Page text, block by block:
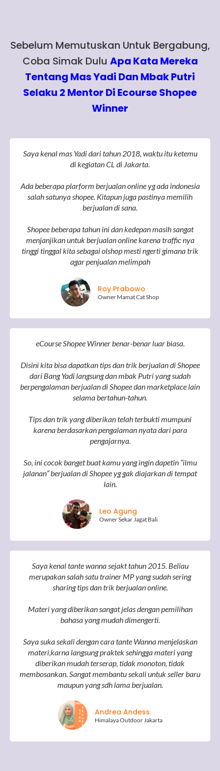
Sebelum Memutuskan Untuk Bergabung,
Coba Simak Dulu Apa Kata Mereka
Tentang Mas Yadi Dan Mbak Putri
Selaku 2 Mentor Di Ecourse Shopee
Winner
Saya kenal mas Yadi dari tahun 2018, waktu itu ketemu
di kegiatan CL di Jakarta.
Ada beberapa plarform berjualan online yg ada indonesia
salah satunya shopee. Kitapun juga pastinya memilih
berjualan di sana.
Shopee beberapa tahun ini dan kedepan masih sangat
menjanjikan untuk berjualan online karena traffic nya
tinggi tinggal kita sebagai olshop mesti ngerti gimana trik
agar penjualan melimpah
Roy Prabowo
Owner Mamat Cat Shop
eCourse Shopee Winner benar-benar luar biasa.
Disini kita bisa dapatkan tips dan trik berjualan di Shopee
dari Bang Yadi langsung dan mbak Putri yang sudah
berpengalaman berjualan di Shopee dan marketplace lain
selama bertahun-tahun.
Tips dan trik yang diberikan telah terbukti mumpuni
karena berdasarkan pengalaman nyata dari para
pengajarnya.
So, ini cocok banget buat kamu yang ingin dapetin “ilmu
jalanan” berjualan di Shopee yg gak diajarkan di tempat
lain.
Leo Agung
Owner Sekar Jagat Bali
Saya kenal tante wanna sejakt tahun 2015. Beliau
merupakan salah satu trainer MP yang sudah sering
sharing tips dan trik berjualan online.
Materi yang diberikan sangat jelas dengan pemilihan
bahasa yang mudah dimengerti.
Saya suka sekali dengan cara tante Wanna menjelaskan
materi,karna langsung praktek sehingga materi yang
diberikan mudah terserap, tidak monoton, tidak
membosankan. Sangat membantu sekali untuk seller baru
maupun yang sdh lama berjualan.
Andrea Andess
Himalaya Outdoor Jakarta